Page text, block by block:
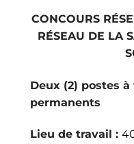
CONCOURS
RÉSEAU DE LA
Deux (2) postes
permanents
Lieu de travail :